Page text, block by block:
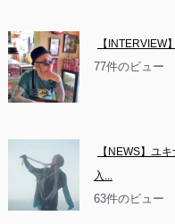
【
77件のビュー
【NEWS】ユ
入...
63件のビュー